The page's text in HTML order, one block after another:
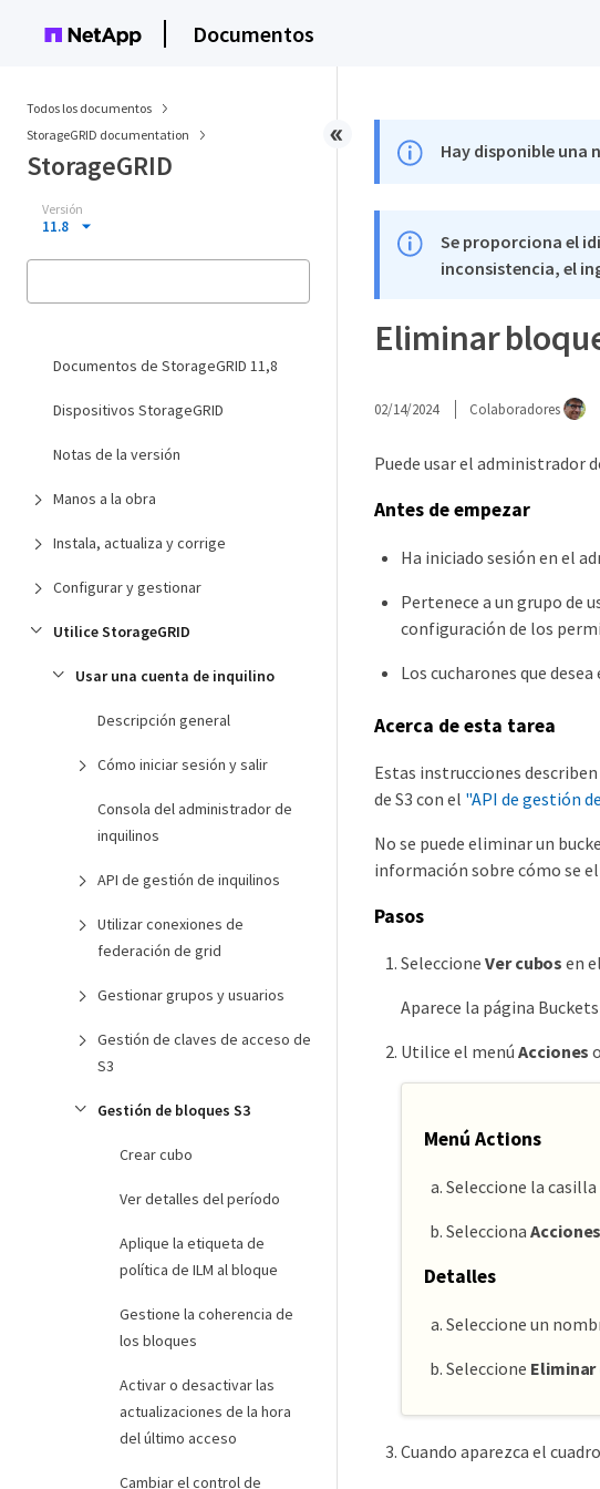
Documentos
Todos los documentos
StorageGRID documentation
StorageGRID
Versión
11.8
Documentos de StorageGRID 11,8
Dispositivos StorageGRID
Notas de la versión
Manos a la obra
Instala, actualiza y corrige
Configurar y gestionar
Utilice StorageGRID
Usar una cuenta de inquilino
Descripción general
Cómo iniciar sesión y salir
Consola del administrador de
inquilinos
API de gestión de inquilinos
Utilizar conexiones de
federación de grid
Gestionar grupos y usuarios
Gestión de claves de acceso de
S3
Gestión de bloques S3
Crear cubo
Ver detalles del período
Aplique la etiqueta de
política de ILM al bloque
Gestione la coherencia de
los bloques
Activar o desactivar las
actualizaciones de la hora
del último acceso
Cambiar el control de
Hay disponible una
Se proporciona el
inconsistencia, el
Eliminar
02/14/2024 Colaboradores
Puede usar el administrador
Antes de empezar
Ha iniciado sesión en el
Pertenece a un grupo de
configuración de los
Los cucharones que
Acerca de esta tarea
Estas instrucciones
de S3 con el "API de gestión
No se puede eliminar un
información sobre cómo se
Pasos
Seleccione Ver cubos en
Aparece la página
Utilice el menú Acciones
Menú Actions
Seleccione la
Selecciona Acciones
Detalles
Seleccione un
Seleccione Eliminar
Cuando aparezca el